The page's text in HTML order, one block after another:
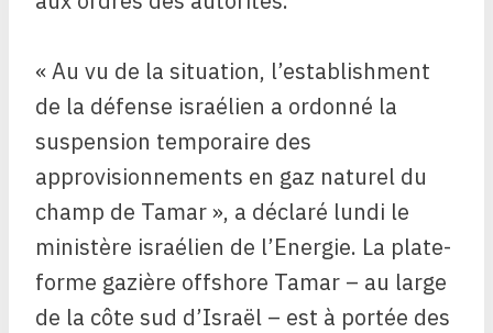
« Au vu de la situation, l’establishment
de la défense israélien a ordonné la
suspension temporaire des
approvisionnements en gaz naturel du
champ de Tamar », a déclaré lundi le
ministère israélien de l’Energie. La plate-
forme gazière offshore Tamar – au large
de la côte sud d’Israël – est à portée des